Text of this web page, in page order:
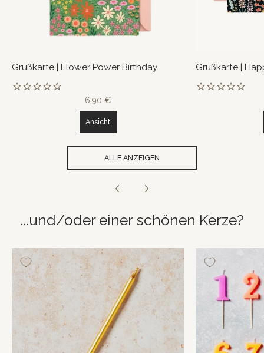
Grußkarte | Flower Power Birthday
6,90 €
Ansicht
Grußkarte |
ALLE ANZEIGEN
...und/oder einer schönen Kerze?